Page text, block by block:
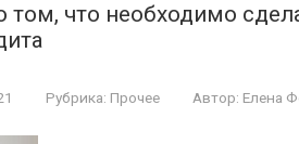
что необходимо
Рубрика: Прочее Автор: Елена